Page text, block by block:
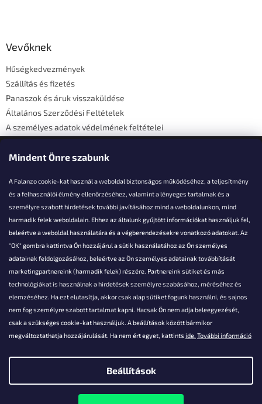
Mindent Önre szabunk
A Falanzo cookie-kat használ a weboldal biztonságos működéséhez, a teljesítmény
és a felhasználói élmény ellenőrzéséhez, valamint a lényeges tartalmak és a
személyre szabott hirdetések további javításához mind a weboldalunkon, mind
harmadik felek weboldalain. Ehhez az általunk gyűjtött információkat használjuk fel,
beleértve a weboldal használatára és a végberendezésekre vonatkozó adatokat. Az
"OK" gombra kattintva Ön hozzájárul a sütik használatához az Ön személyes
adatainak feldolgozásához, beleértve az Ön személyes adatainak továbbítását
marketingpartnereink (harmadik felek) részére. Partnereink sütiket és más
technológiákat is használnak a hirdetések személyre szabásához, méréséhez és
elemzéséhez. Ha ezt elutasítja, akkor csak alap sütiket fogunk használni, és sajnos
nem fog személyre szabott tartalmat kapni. Hacsak Ön nem adja beleegyezését,
csak a szükséges cookie-kat használjuk. A beállítások között bármikor
megváltoztathatja hozzájárulását. Ha nem ért egyet, kattints ide. További információ
Beállítások
Vevőknek
Hűségkedvezmények
Szállítás és fizetés
Panaszok és áruk visszaküldése
Általános Szerződési Feltételek
A személyes adatok védelmének feltételei
Elérhetőségi adatok
Akarsz kérdezni valamit?
info@falanzo.hu